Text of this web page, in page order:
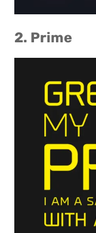
2. Prime